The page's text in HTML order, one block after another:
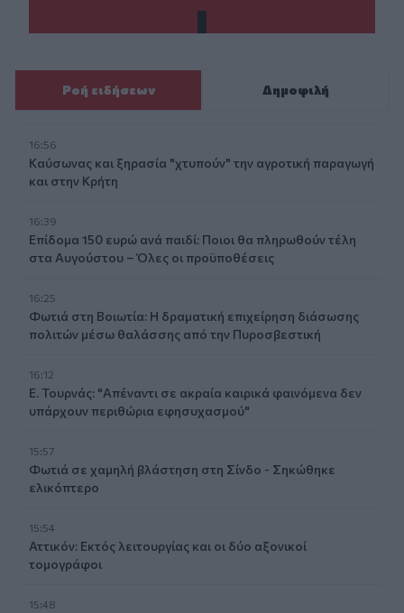
Ροή ειδήσεων Δημοφιλή
16:56
Καύσωνας και ξηρασία "χτυπούν" την αγροτική παραγωγή
και στην Κρήτη
16:39
Επίδομα 150 ευρώ ανά παιδί: Ποιοι θα πληρωθούν τέλη
στα Αυγούστου – Όλες οι προϋποθέσεις
16:25
Φωτιά στη Βοιωτία: Η δραματική επιχείρηση διάσωσης
πολιτών μέσω θαλάσσης από την Πυροσβεστική
16:12
Ε. Τουρνάς: "Απέναντι σε ακραία καιρικά φαινόμενα δεν
υπάρχουν περιθώρια εφησυχασμού"
15:57
Φωτιά σε χαμηλή βλάστηση στη Σίνδο - Σηκώθηκε
ελικόπτερο
15:54
Αττικόν: Εκτός λειτουργίας και οι δύο αξονικοί
τομογράφοι
15:48